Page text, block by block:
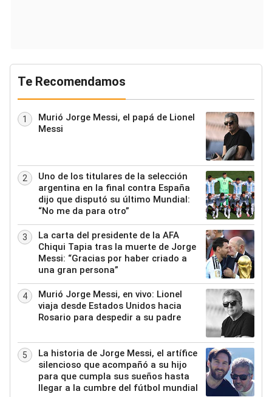
Te Recomendamos
1
Murió Jorge Messi, el papá de Lionel
Messi
2
Uno de los titulares de la selección
argentina en la final contra España
dijo que disputó su último Mundial:
“No me da para otro”
3
La carta del presidente de la AFA
Chiqui Tapia tras la muerte de Jorge
Messi: “Gracias por haber criado a
una gran persona”
4
Murió Jorge Messi, en vivo: Lionel
viaja desde Estados Unidos hacia
Rosario para despedir a su padre
5
La historia de Jorge Messi, el artífice
silencioso que acompañó a su hijo
para que cumpla sus sueños hasta
llegar a la cumbre del fútbol mundial